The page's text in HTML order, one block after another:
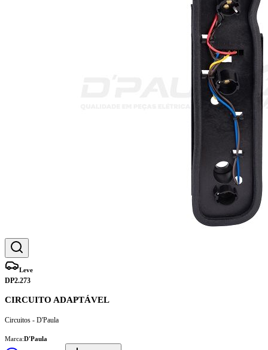
Leve
DP2.273
CIRCUITO ADAPTÁVEL
Circuitos - D'Paula
Marca:D'Paula